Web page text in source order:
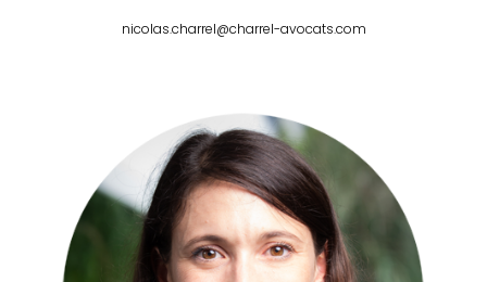
nicolas.charrel@charrel-avocats.com